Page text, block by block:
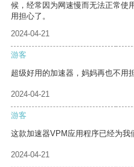
候，经常因为网速慢而无法正常使
用担心了。
2024-04-21
游客
超级好用的加速器，妈妈再也不用
2024-04-21
游客
这款加速器VPM应用程序已经为我
2024-04-21